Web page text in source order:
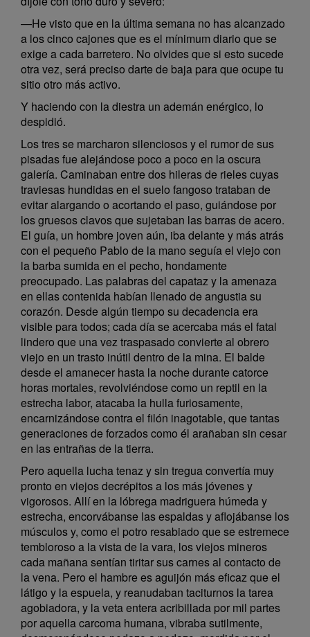
—He visto que en la última semana no has alcanzado
a los cinco cajones que es el mínimum diario que se
exige a cada barretero. No olvides que si esto sucede
otra vez, será preciso darte de baja para que ocupe tu
sitio otro más activo.
Y haciendo con la diestra un ademán enérgico, lo
despidió.
Los tres se marcharon silenciosos y el rumor de sus
pisadas fue alejándose poco a poco en la oscura
galería. Caminaban entre dos hileras de rieles cuyas
traviesas hundidas en el suelo fangoso trataban de
evitar alargando o acortando el paso, guiándose por
los gruesos clavos que sujetaban las barras de acero.
El guía, un hombre joven aún, iba delante y más atrás
con el pequeño Pablo de la mano seguía el viejo con
la barba sumida en el pecho, hondamente
preocupado. Las palabras del capataz y la amenaza
en ellas contenida habían llenado de angustia su
corazón. Desde algún tiempo su decadencia era
visible para todos; cada día se acercaba más el fatal
lindero que una vez traspasado convierte al obrero
viejo en un trasto inútil dentro de la mina. El balde
desde el amanecer hasta la noche durante catorce
horas mortales, revolviéndose como un reptil en la
estrecha labor, atacaba la hulla furiosamente,
encarnizándose contra el filón inagotable, que tantas
generaciones de forzados como él arañaban sin cesar
en las entrañas de la tierra.
Pero aquella lucha tenaz y sin tregua convertía muy
pronto en viejos decrépitos a los más jóvenes y
vigorosos. Allí en la lóbrega madriguera húmeda y
estrecha, encorvábanse las espaldas y aflojábanse los
músculos y, como el potro resabiado que se estremece
tembloroso a la vista de la vara, los viejos mineros
cada mañana sentían tiritar sus carnes al contacto de
la vena. Pero el hambre es aguijón más eficaz que el
látigo y la espuela, y reanudaban taciturnos la tarea
agobiadora, y la veta entera acribillada por mil partes
por aquella carcoma humana, vibraba sutilmente,